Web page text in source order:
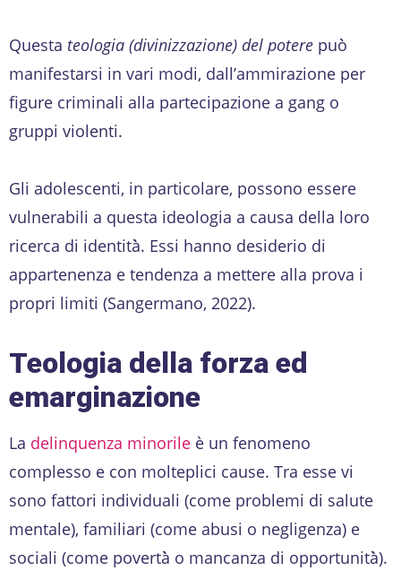
Questa teologia (divinizzazione) del potere può̀
manifestarsi in vari modi, dall’ammirazione per
figure criminali alla partecipazione a gang o
gruppi violenti.
Gli adolescenti, in particolare, possono essere
vulnerabili a questa ideologia a causa della loro
ricerca di identità̀. Essi hanno desiderio di
appartenenza e tendenza a mettere alla prova i
propri limiti (Sangermano, 2022).
Teologia della forza ed
emarginazione
La delinquenza minorile è un fenomeno
complesso e con molteplici cause. Tra esse vi
sono fattori individuali (come problemi di salute
mentale), familiari (come abusi o negligenza) e
sociali (come povertà̀ o mancanza di opportunità̀).